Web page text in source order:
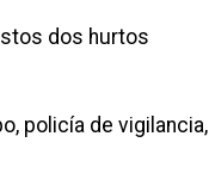
dos hurtos
policía de vigilancia,